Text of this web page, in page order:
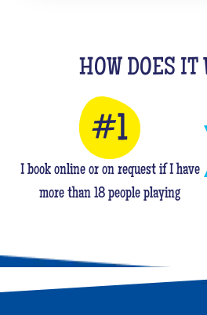
HOW DOES IT
I book online or on request if I have
more than 18 people playing